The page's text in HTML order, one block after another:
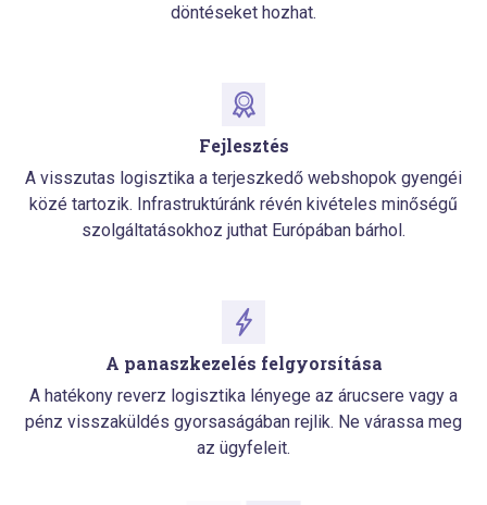
döntéseket hozhat.
Fejlesztés
A visszutas logisztika a terjeszkedő webshopok gyengéi
közé tartozik. Infrastruktúránk révén kivételes minőségű
szolgáltatásokhoz juthat Európában bárhol.
A panaszkezelés felgyorsítása
A hatékony reverz logisztika lényege az árucsere vagy a
pénz visszaküldés gyorsaságában rejlik. Ne várassa meg
az ügyfeleit.